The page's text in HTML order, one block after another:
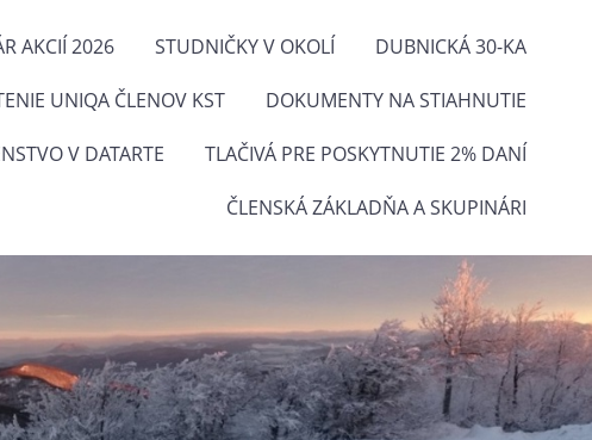
AKCIÍ 2026 STUDNIČKY V OKOLÍ DUBNICKÁ 30-KA
UNIQA ČLENOV KST DOKUMENTY NA STIAHNUTIE
V DATARTE TLAČIVÁ PRE POSKYTNUTIE 2% DANÍ
ČLENSKÁ ZÁKLADŇA A SKUPINÁRI